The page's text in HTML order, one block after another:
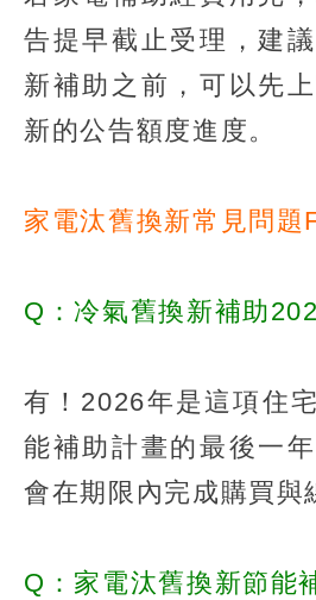
告提早截止受理，建
新補助之前，可以先
新的公告額度進度。
家電汰舊換新常見問題
Q：冷氣舊換新補助
有！2026年是這項住
能補助計畫的最後一
會在期限內完成購買與
Q：家電汰舊換新節能